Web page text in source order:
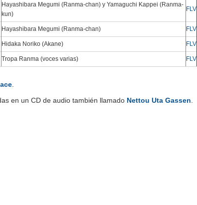
Hayashibara Megumi (Ranma-chan) y Yamaguchi Kappei (Ranma-
kun)
FLV
Hayashibara Megumi (Ranma-chan) FLV
Hidaka Noriko (Akane) FLV
Tropa Ranma (voces varias) FLV
en un CD de audio también llamado Nettou Uta Gassen